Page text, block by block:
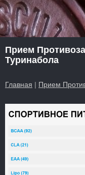
Прием
Туринабола
Главная | Прием